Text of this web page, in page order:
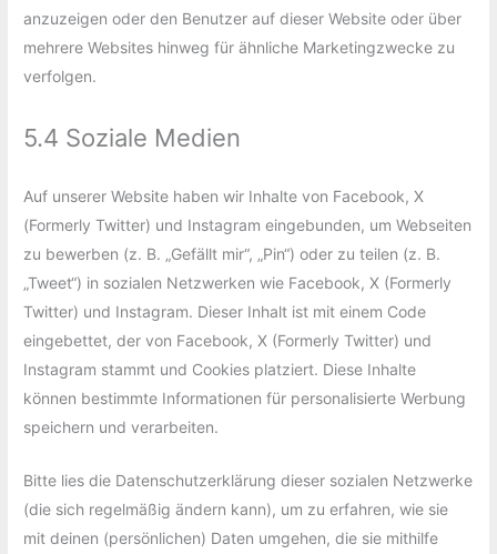
anzuzeigen oder den Benutzer auf dieser Website oder über
mehrere Websites hinweg für ähnliche Marketingzwecke zu
verfolgen.
5.4 Soziale Medien
Auf unserer Website haben wir Inhalte von Facebook, X
(Formerly Twitter) und Instagram eingebunden, um Webseiten
zu bewerben (z. B. „Gefällt mir“, „Pin“) oder zu teilen (z. B.
„Tweet“) in sozialen Netzwerken wie Facebook, X (Formerly
Twitter) und Instagram. Dieser Inhalt ist mit einem Code
eingebettet, der von Facebook, X (Formerly Twitter) und
Instagram stammt und Cookies platziert. Diese Inhalte
können bestimmte Informationen für personalisierte Werbung
speichern und verarbeiten.
Bitte lies die Datenschutzerklärung dieser sozialen Netzwerke
(die sich regelmäßig ändern kann), um zu erfahren, wie sie
mit deinen (persönlichen) Daten umgehen, die sie mithilfe